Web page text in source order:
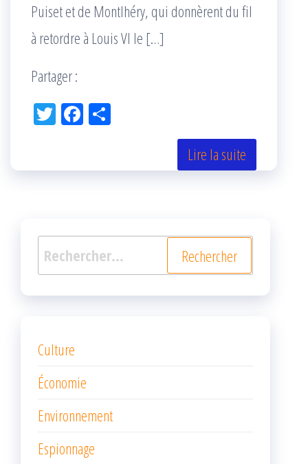
Puiset et de Montlhéry, qui donnèrent du fil
à retordre à Louis VI le […]
Partager :
Tw Fac
k r
Lire la suite
Rechercher :
Culture
Économie
Environnement
Espionnage